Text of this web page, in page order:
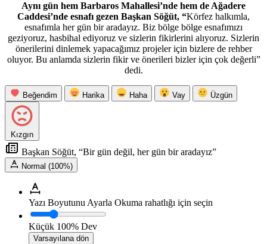
Aynı gün hem Barbaros Mahallesi’nde hem de Ağadere
Caddesi’nde esnafı gezen Başkan Söğüt, “Körfez halkımla,
esnafımla her gün bir aradayız. Biz bölge bölge esnafımızı
geziyoruz, hasbihal ediyoruz ve sizlerin fikirlerini alıyoruz. Sizlerin
önerilerini dinlemek yapacağımız projeler için bizlere de rehber
oluyor. Bu anlamda sizlerin fikir ve önerileri bizler için çok değerli”
dedi.
Beğendim Harika Haha Vay Üzgün
Kızgın
Başkan Söğüt, “Bir gün değil, her gün bir aradayız”
Normal (100%)
Yazı Boyutunu Ayarla Okuma rahatlığı için seçin
Küçük 100% Dev
Varsayılana dön